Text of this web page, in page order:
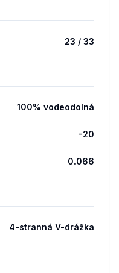
23 / 33
100% vodeodolná
-20
0.066
4-stranná V-drážka